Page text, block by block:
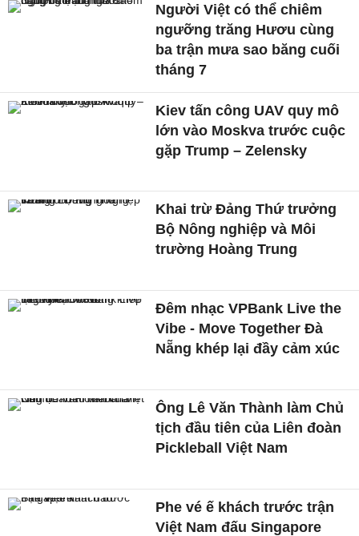
Người Việt có thể chiêm
ngưỡng trăng Hươu cùng
ba trận mưa sao băng cuối
tháng 7
Kiev tấn công UAV quy mô
lớn vào Moskva trước cuộc
gặp Trump – Zelensky
Khai trừ Đảng Thứ trưởng
Bộ Nông nghiệp và Môi
trường Hoàng Trung
Đêm nhạc VPBank Live the
Vibe - Move Together Đà
Nẵng khép lại đầy cảm xúc
Ông Lê Văn Thành làm Chủ
tịch đầu tiên của Liên đoàn
Pickleball Việt Nam
Phe vé ế khách trước trận
Việt Nam đấu Singapore